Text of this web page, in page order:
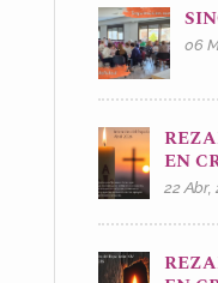
06
EN
22 Abr,